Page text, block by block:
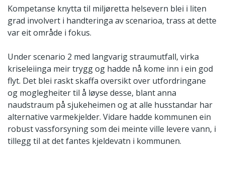
Kompetanse knytta til miljøretta helsevern blei i liten
grad involvert i handteringa av scenarioa, trass at dette
var eit område i fokus.
Under scenario 2 med langvarig straumutfall, virka
kriseleiinga meir trygg og hadde nå kome inn i ein god
flyt. Det blei raskt skaffa oversikt over utfordringane
og moglegheiter til å løyse desse, blant anna
naudstraum på sjukeheimen og at alle husstandar har
alternative varmekjelder. Vidare hadde kommunen ein
robust vassforsyning som dei meinte ville levere vann, i
tillegg til at det fantes kjeldevatn i kommunen.